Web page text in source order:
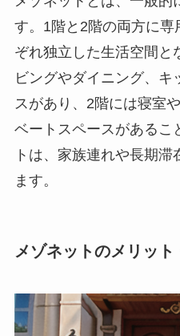
す。1階と2階の両方に
ぞれ独立した生活空間と
ビングやダイニング、キ
スがあり、2階には寝室
ベートスペースがあるこ
トは、家族連れや長期滞
ます。
メゾネットのメリット